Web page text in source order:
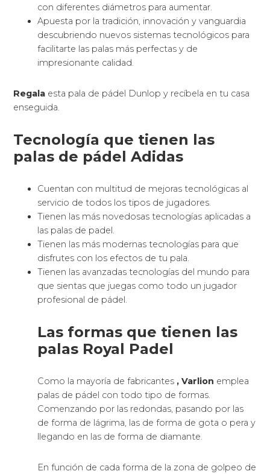
con diferentes diámetros para aumentar.
Apuesta por la tradición, innovación y vanguardia
descubriendo nuevos sistemas tecnológicos para
facilitarte las palas más perfectas y de
impresionante calidad.
Regala esta pala de pádel Dunlop y recíbela en tu casa
enseguida.
Tecnología que tienen las
palas de pádel Adidas
Cuentan con multitud de mejoras tecnológicas al
servicio de todos los tipos de jugadores.
Tienen las más novedosas tecnologías aplicadas a
las palas de padel.
Tienen las más modernas tecnologías para que
disfrutes con los efectos de tu pala.
Tienen las avanzadas tecnologías del mundo para
que sientas que juegas como todo un jugador
profesional de pádel.
Las formas que tienen las
palas Royal Padel
Como la mayoría de fabricantes , Varlion emplea
palas de pádel con todo tipo de formas.
Comenzando por las redondas, pasando por las
de forma de lágrima, las de forma de gota o pera y
llegando en las de forma de diamante.
En función de cada forma de la zona de golpeo de